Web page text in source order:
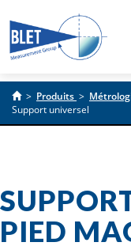
> Produits >
Support universel
PIED